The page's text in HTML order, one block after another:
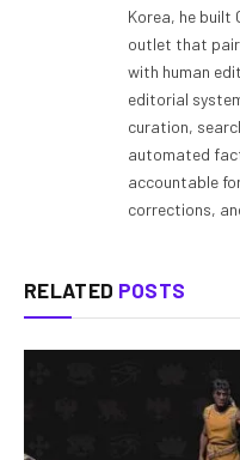
Korea, he built
outlet that
with human
editorial
curation,
automated
accountable
corrections,
RELATED POSTS